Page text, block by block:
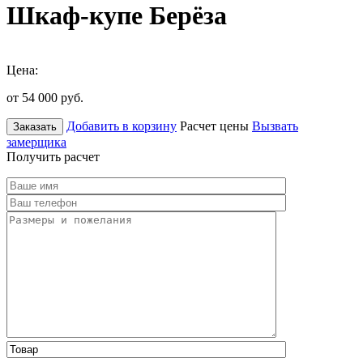
Шкаф-купе Берёза
Цена:
от 54 000 руб.
Заказать Добавить в корзину Расчет цены Вызвать
замерщика
Получить расчет